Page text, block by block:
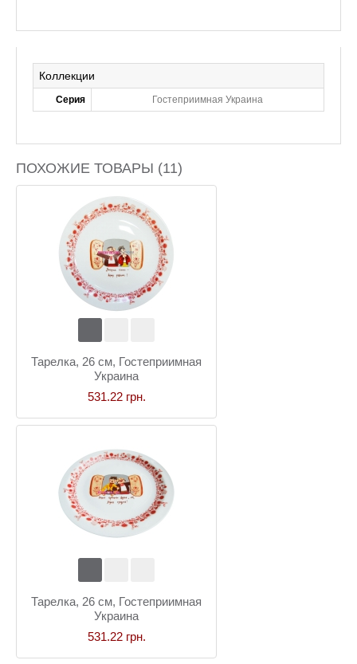
Коллекции
Серия Гостеприимная Украина
ПОХОЖИЕ ТОВАРЫ (11)
Тарелка, 26 см, Гостеприимная
Украина
531.22 грн.
Тарелка, 26 см, Гостеприимная
Украина
531.22 грн.